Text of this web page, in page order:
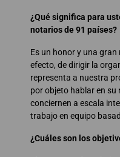
¿Qué significa para
notarios de 91 países?
Es un honor y una
efecto, de dirigir la
representa a nuestra
por objeto hablar en su
conciernen a escala
trabajo en equipo
¿Cuáles son los